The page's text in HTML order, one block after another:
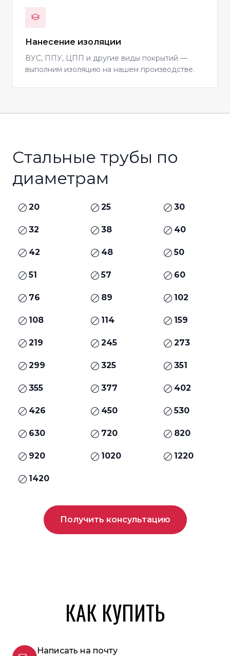
Нанесение изоляции
ВУС, ППУ, ЦПП и другие виды покрытий —
выполним изоляцию на нашем производстве.
Стальные трубы по
диаметрам
20 25 30
32 38 40
42 48 50
51 57 60
76 89 102
108 114 159
219 245 273
299 325 351
355 377 402
426 450 530
630 720 820
920 1020 1220
1420
Получить консультацию
КАК КУПИТЬ
Написать на почту